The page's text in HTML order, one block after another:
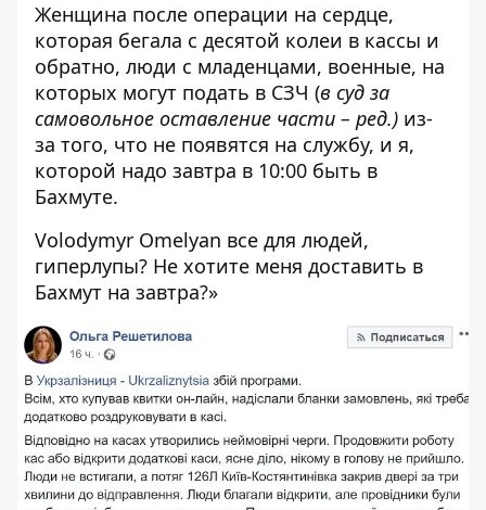
Женщина после операции на сердце,
которая бегала с десятой колеи в кассы и
обратно, люди с младенцами, военные, на
которых могут подать в СЗЧ (в суд за
самовольное оставление части – ред.) из-
за того, что не появятся на службу, и я,
которой надо завтра в 10:00 быть в
Бахмуте.
Volodymyr Omelyan все для людей,
гиперлупы? Не хотите меня доставить в
Бахмут на завтра?»